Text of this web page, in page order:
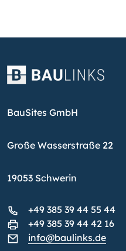
BauSites GmbH
Große Wasserstraße 22
19053 Schwerin
+49 385 39 44 55 44
+49 385 39 44 42 16
info@baulinks.de